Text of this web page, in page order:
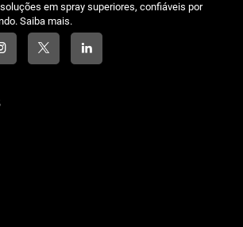
em spray superiores, confiáveis por
Saiba mais.